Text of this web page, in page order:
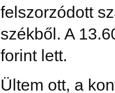
felszorzódott
székből. A
forint lett.
Ültem ott, a